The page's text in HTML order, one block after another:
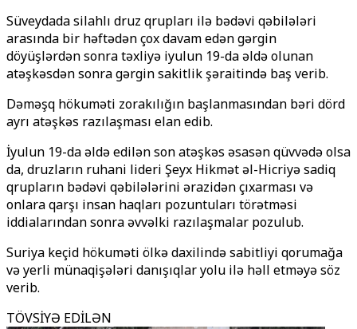
Süveydada silahlı druz qrupları ilə bədəvi qəbilələri
arasında bir həftədən çox davam edən gərgin
döyüşlərdən sonra təxliyə iyulun 19-da əldə olunan
atəşkəsdən sonra gərgin sakitlik şəraitində baş verib.
Dəməşq hökuməti zorakılığın başlanmasından bəri dörd
ayrı atəşkəs razılaşması elan edib.
İyulun 19-da əldə edilən son atəşkəs əsasən qüvvədə olsa
da, druzların ruhani lideri Şeyx Hikmət əl-Hicriyə sadiq
qrupların bədəvi qəbilələrini ərazidən çıxarması və
onlara qarşı insan haqları pozuntuları törətməsi
iddialarından sonra əvvəlki razılaşmalar pozulub.
Suriya keçid hökuməti ölkə daxilində sabitliyi qorumağa
və yerli münaqişələri danışıqlar yolu ilə həll etməyə söz
verib.
TÖVSİYƏ EDİLƏN